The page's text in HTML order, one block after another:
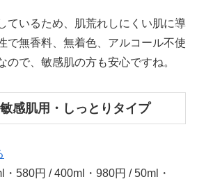
ているため、肌荒れしにくい肌に導
で無香料、無着色、アルコール不使
ので、敏感肌の方も安心ですね。
感肌用・しっとりタイプ
580円 / 400ml・980円 / 50ml・